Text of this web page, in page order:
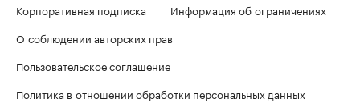
Корпоративная подписка
Информация об ограничениях
О соблюдении авторских прав
Пользовательское соглашение
Политика в отношении обработки персональных данных